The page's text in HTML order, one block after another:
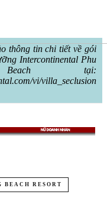
thông tin chi tiết về gói
Intercontinental Phu
tại:
vi/villa_seclusion
BEACH RESORT